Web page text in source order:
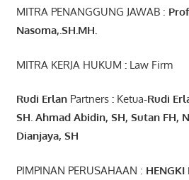
MITRA PENANGGUNG JAWAB :
Nasoma,.SH.MH.
MITRA KERJA HUKUM : Law Firm
Rudi ErlanPartners : Ketua-Rudi
SH. Ahmad Abidin, SH, SutanFH,
Dianjaya, SH
PIMPINAN PERUSAHAAN : HENGKI